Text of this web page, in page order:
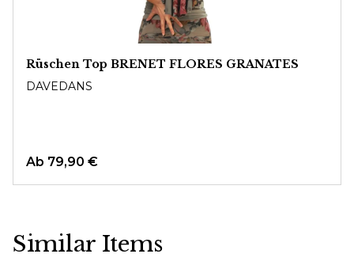
Rüschen Top BRENET FLORES GRANATES
DAVEDANS
Ab 79,90 €
Similar Items